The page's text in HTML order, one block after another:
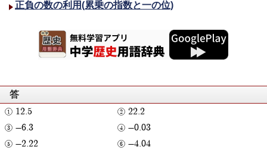
正負の数の利用(累乗の指数と一の位)
答
12.5
22.2
-6.3
-0.03
-2.22
-4.04